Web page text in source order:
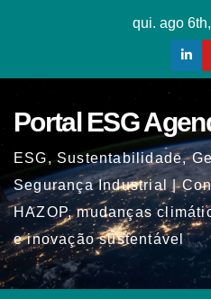
qui. ago
Portal ESG
ESG, Sustentabilidade,
Segurança Industrial |
HAZOP, mudanças
e inovação sustentável